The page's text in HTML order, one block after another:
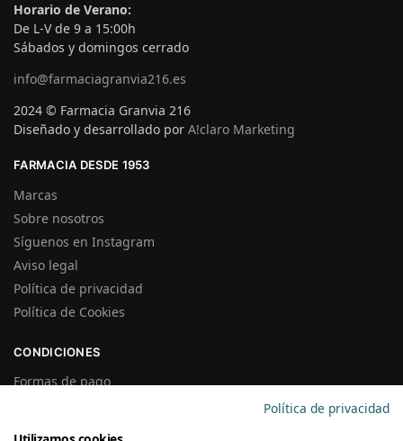
Horario de Verano:
De L-V de 9 a 15:00h
Sábados y domingos cerrado
info@farmaciagranvia216.es
2024 © Farmacia Granvia 216
Diseñado y desarrollado por A!claro Marketing
FARMACIA DESDE 1953
Marcas
Sobre nosotros
Síguenos en Instagram
Aviso legal
Política de privacidad
Política de Cookies
CONDICIONES
Formas de pago
Política de privacidad